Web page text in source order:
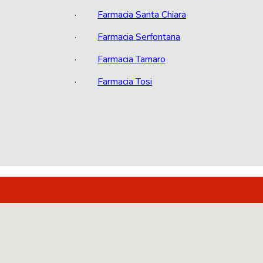
· Farmacia Santa Chiara
· Farmacia Serfontana
· Farmacia Tamaro
· Farmacia Tosi